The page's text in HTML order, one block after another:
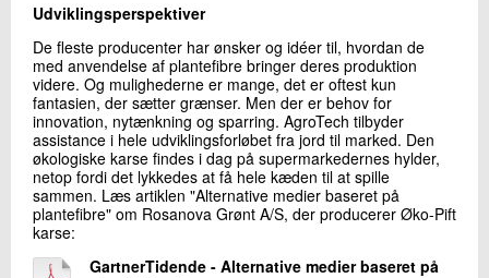
Udviklingsperspektiver
De fleste producenter har ønsker og idéer til, hvordan de
med anvendelse af plantefibre bringer deres produktion
videre. Og mulighederne er mange, det er oftest kun
fantasien, der sætter grænser. Men der er behov for
innovation, nytænkning og sparring. AgroTech tilbyder
assistance i hele udviklingsforløbet fra jord til marked. Den
økologiske karse findes i dag på supermarkedernes hylder,
netop fordi det lykkedes at få hele kæden til at spille
sammen. Læs artiklen "Alternative medier baseret på
plantefibre" om Rosanova Grønt A/S, der producerer Øko-Pift
karse:
GartnerTidende - Alternative medier baseret på